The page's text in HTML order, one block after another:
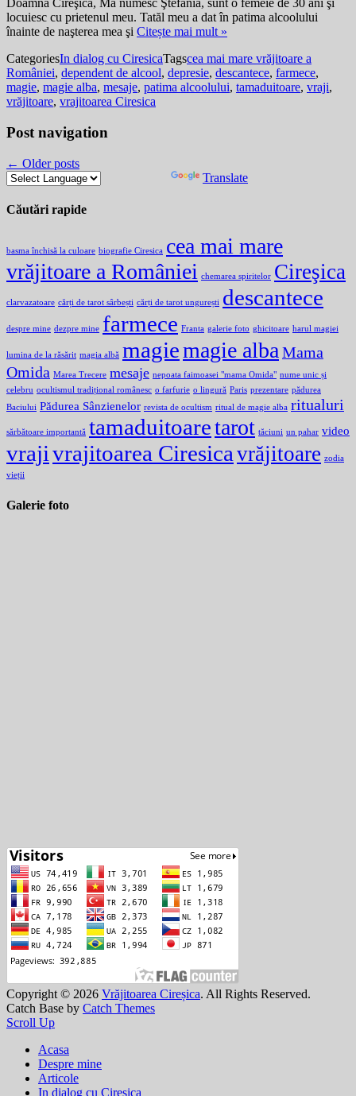
Doamnă Cireşica, Mă numesc Ştefania, sunt o femeie de 30 ani şi
locuiesc cu prietenul meu. Tatăl meu a dat în patima alcoolului
înainte de naşterea mea şi Citește mai mult »
CategoriesIn dialog cu CiresicaTagscea mai mare vrăjitoare a
României, dependent de alcool, depresie, descantece, farmece,
magie, magie alba, mesaje, patima alcoolului, tamaduitoare, vraji,
vrăjitoare, vrajitoarea Ciresica
Post navigation
← Older posts
Translate
Căutări rapide
basma închisă la culoare biografie Ciresica cea mai mare
vrăjitoare a României chemarea spiritelor Cireşica
clarvazatoare cărți de tarot sârbești cărți de tarot ungurești descantece
despre mine dezpre mine farmece Franta galerie foto ghicitoare harul magiei
lumina de la răsărit magia albă magiemagie albaMama
Omida Marea Trecere mesaje nepoata faimoasei "mama Omida" nume unic și
celebru ocultismul tradițional românesc o farfurie o lingură Paris prezentare pădurea
Baciului Pădurea Sânzienelor revista de ocultism ritual de magie alba ritualuri
sărbătoare importantă tamaduitoaretarot tăciuni un pahar video
vrajivrajitoarea Ciresica vrăjitoare zodia
vieții
Galerie foto
Copyright © 2026 Vrăjitoarea Cireșica. All Rights Reserved.
Catch Base by Catch Themes
Scroll Up
Acasa
Despre mine
Articole
In dialog cu Ciresica